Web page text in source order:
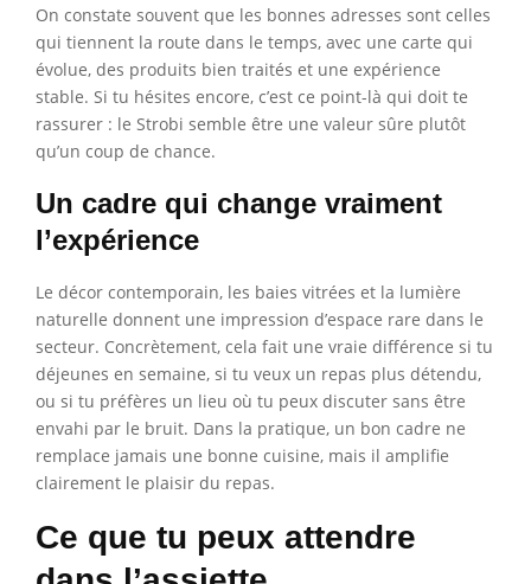
On constate souvent que les bonnes adresses sont celles
qui tiennent la route dans le temps, avec une carte qui
évolue, des produits bien traités et une expérience
stable. Si tu hésites encore, c’est ce point-là qui doit te
rassurer : le Strobi semble être une valeur sûre plutôt
qu’un coup de chance.
Un cadre qui change vraiment
l’expérience
Le décor contemporain, les baies vitrées et la lumière
naturelle donnent une impression d’espace rare dans le
secteur. Concrètement, cela fait une vraie différence si tu
déjeunes en semaine, si tu veux un repas plus détendu,
ou si tu préfères un lieu où tu peux discuter sans être
envahi par le bruit. Dans la pratique, un bon cadre ne
remplace jamais une bonne cuisine, mais il amplifie
clairement le plaisir du repas.
Ce que tu peux attendre